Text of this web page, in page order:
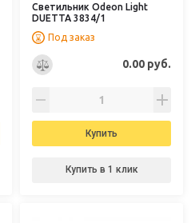
Светильник Odeon Light
DUETTA 3834/1
Под заказ
0.00 руб.
Купить
Купить в 1 клик